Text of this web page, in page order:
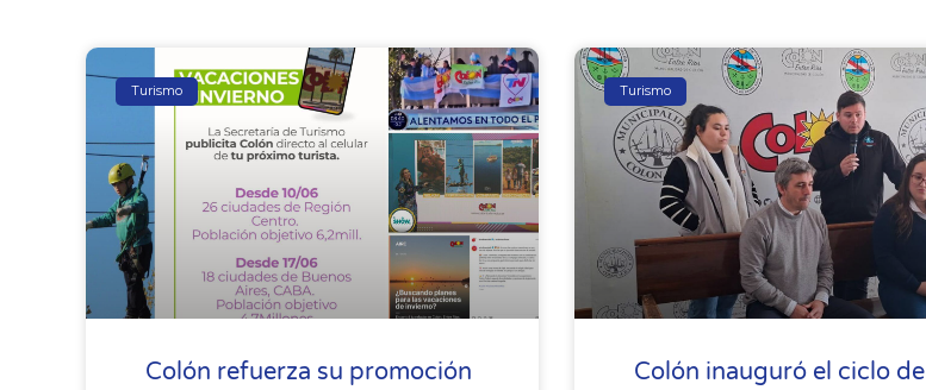
Turismo
Colón refuerza su promoción
Turismo
Colón inauguró el ciclo de